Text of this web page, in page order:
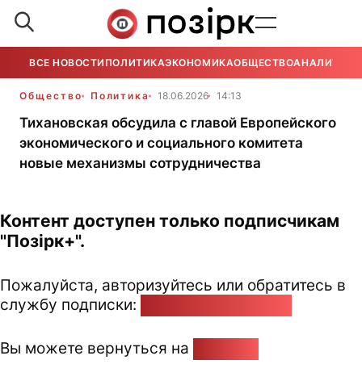
ВСЕ НОВОСТИ ПОЛИТИКАЭКОНОМИКАОБЩЕСТВОАНАЛИТИКА
Общество Политика 18.06.2026 14:13
Тихановская обсудила с главой Европейского
экономического и социального комитета
новые механизмы сотрудничества
Контент доступен только подписчикам
"Позірк+".
Пожалуйста, авторизуйтесь или обратитесь в
службу подписки:
Вы можете вернуться на